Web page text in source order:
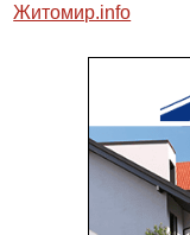
Житомир.info